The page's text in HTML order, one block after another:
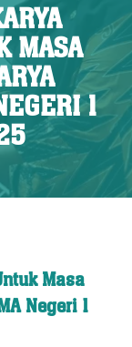
MASA
1
Masa
Negeri 1